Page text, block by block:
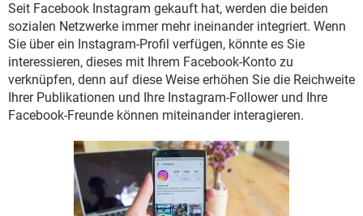
FACEBOOK HARDWARE
WHATSAPP TIKTOK
FACEBOOK HARDWARE
ANDROID IOS
WINDOWS 10 INSTAGRAM
WHATSAPP TIKTOK
FACEBOOK HARDWARE
SPIELE STREAMING
ANDROID IOS
WINDOWS 10 INSTAGRAM
WHATSAPP TIKTOK
Seit Facebook Instagram gekauft hat, werden die beiden
sozialen Netzwerke immer mehr ineinander integriert. Wenn
Sie über ein Instagram-Profil verfügen, könnte es Sie
interessieren, dieses mit Ihrem Facebook-Konto zu
verknüpfen, denn auf diese Weise erhöhen Sie die Reichweite
Ihrer Publikationen und Ihre Instagram-Follower und Ihre
Facebook-Freunde können miteinander interagieren.